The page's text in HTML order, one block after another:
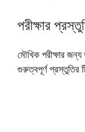
পরীক্ষার
মৌখিক পরীক্ষার
গুরুত্বপূর্ণ প্রস্তুতির